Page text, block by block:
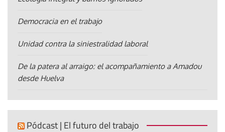
Democracia en el trabajo
Unidad contra la siniestralidad laboral
De la patera al arraigo: el acompañamiento a Amadou
desde Huelva
Pódcast | El futuro del trabajo